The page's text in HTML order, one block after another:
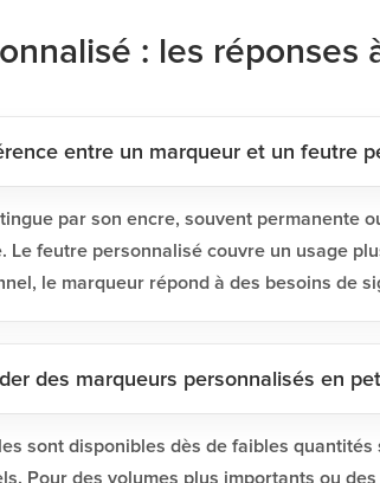
: les réponses
entre un marqueur et un feutre
par son encre, souvent permanente
Le feutre personnalisé couvre un usage
le marqueur répond à des besoins de
des marqueurs personnalisés en
sont disponibles dès de faibles
Pour des volumes plus importants ou